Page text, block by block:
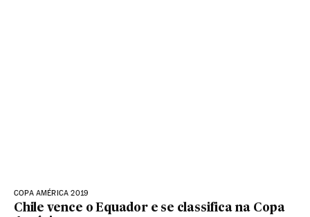
COPA AMÉRICA 2019
Chile vence o Equador e se classifica na Copa